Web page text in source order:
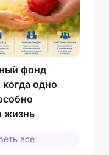
фонд
одно
жизнь
все